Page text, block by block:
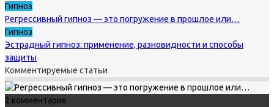
Гипноз
Регрессивный гипноз — это погружение в прошлое или…
Гипноз
Эстрадный гипноз: применение, разновидности и способы
защиты
Комментируемые статьи
2 комментария